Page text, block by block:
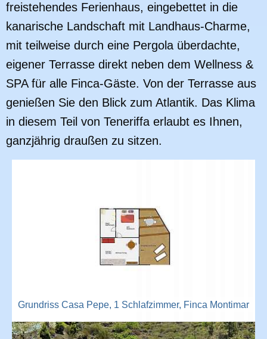
freistehendes Ferienhaus, eingebettet in die
kanarische Landschaft mit Landhaus-Charme,
mit teilweise durch eine Pergola überdachte,
eigener Terrasse direkt neben dem Wellness &
SPA für alle Finca-Gäste. Von der Terrasse aus
genießen Sie den Blick zum Atlantik. Das Klima
in diesem Teil von Teneriffa erlaubt es Ihnen,
ganzjährig draußen zu sitzen.
Grundriss Casa Pepe, 1 Schlafzimmer, Finca Montimar